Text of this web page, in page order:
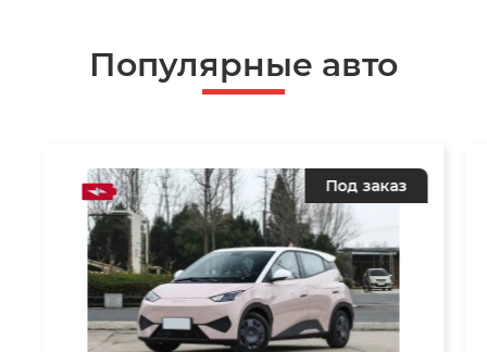
Популярные авто
Под заказ